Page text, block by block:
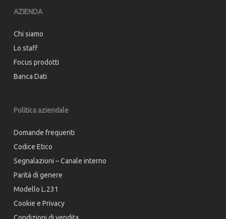
AZIENDA
Chi siamo
Lo staff
Focus prodotti
Banca Dati
Politica aziendale
Domande frequenti
Codice Etico
Segnalazioni – Canale interno
Parità di genere
Modello L.231
Cookie e Privacy